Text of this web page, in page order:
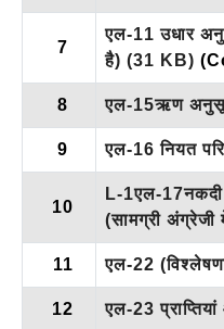
7
एल-11 उधार
है) (31 KB)
8 एल-15ऋण
9 एल-16 नियत
10
L-1एल-
(सामग्री अंग्रेजी
11 एल-22
12 एल-23